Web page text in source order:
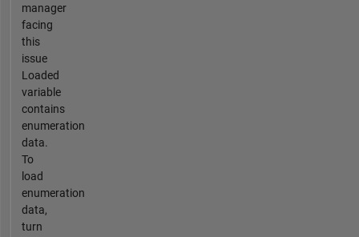
manager
facing
this
issue
Loaded
variable
contains
enumeration
data.
To
load
enumeration
data,
turn